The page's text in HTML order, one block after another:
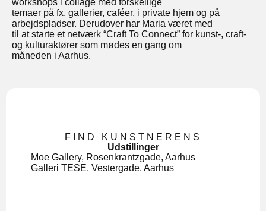
workshops i collage med forskellige
temaer på fx. gallerier, caféer, i private hjem og på
arbejdspladser. Derudover har Maria været med
til at starte et netværk “Craft To Connect” for kunst-, craft-
og kulturaktører som mødes en gang om
måneden i Aarhus.
FIND KUNSTNERENS
Udstillinger
Moe Gallery, Rosenkrantzgade, Aarhus
Galleri TESE, Vestergade, Aarhus